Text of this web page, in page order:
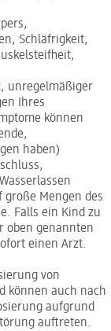
Schläfrigkeit,
unregelmäßiger
Ihres
können
haben)
Mengen des
Falls ein Kind zu
oben genannten
einen Arzt.
von
können auch nach
aufgrund
auftreten.